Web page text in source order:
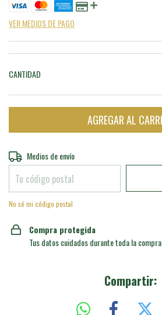
VER MEDIOS DE PAGO
CANTIDAD
Entregas para el CP:
Medios de envío
No sé mi código postal
Compra protegida
Tus datos cuidados durante toda la compra.
Compartir: